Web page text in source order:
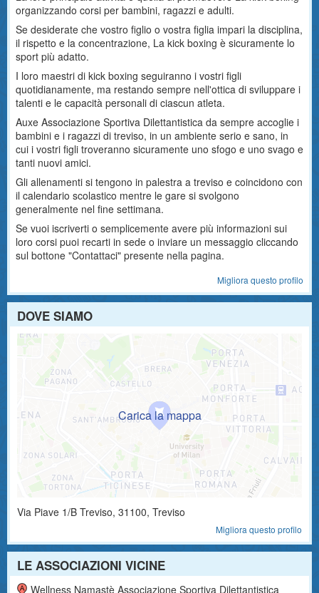
organizzando corsi per bambini, ragazzi e adulti.
Se desiderate che vostro figlio o vostra figlia impari la disciplina,
il rispetto e la concentrazione, La kick boxing è sicuramente lo
sport più adatto.
I loro maestri di kick boxing seguiranno i vostri figli
quotidianamente, ma restando sempre nell'ottica di sviluppare i
talenti e le capacità personali di ciascun atleta.
Auxe Associazione Sportiva Dilettantistica da sempre accoglie i
bambini e i ragazzi di treviso, in un ambiente serio e sano, in
cui i vostri figli troveranno sicuramente uno sfogo e uno svago e
tanti nuovi amici.
Gli allenamenti si tengono in palestra a treviso e coincidono con
il calendario scolastico mentre le gare si svolgono
generalmente nel fine settimana.
Se vuoi iscriverti o semplicemente avere più informazioni sui
loro corsi puoi recarti in sede o inviare un messaggio cliccando
sul bottone "Contattaci" presente nella pagina.
Migliora questo profilo
DOVE SIAMO
Via Piave 1/b Treviso, 31100, Treviso
Migliora questo profilo
LE ASSOCIAZIONI VICINE
Wellness Namastè Associazione Sportiva Dilettantistica